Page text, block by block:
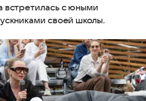
встретилась с юными
своей школы.